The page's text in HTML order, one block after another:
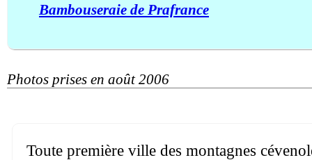
Bambouseraie de Prafrance
Photos prises en août 2006
Toute première ville des montagnes